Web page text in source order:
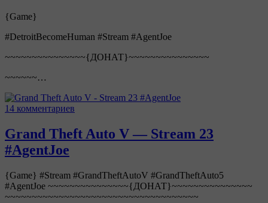
{Game}
#DetroitBecomeHuman #Stream #AgentJoe
~~~~~~~~~~~~~~~{ДОНАТ}~~~~~~~~~~~~~~~
~~~~~~…
14 комментариев
Grand Theft Auto V — Stream 23
#AgentJoe
{Game} #Stream #GrandTheftAutoV #GrandTheftAuto5
#AgentJoe ~~~~~~~~~~~~~~~{ДОНАТ}~~~~~~~~~~~~~~~
~~~~~~~~~~~~~~~~~~~~~~~~~~~~~~~~~~~~